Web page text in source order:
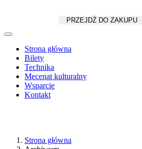
PRZEJDŹ DO ZAKUPU
Strona główna
Bilety
Technika
Mecenat kulturalny
Wsparcie
Kontakt
Strona główna